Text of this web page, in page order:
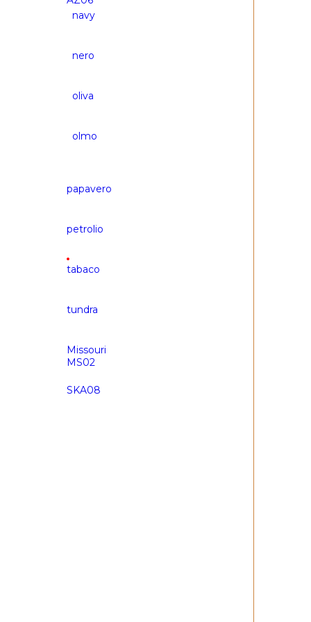
navy
nero
oliva
olmo
papavero
petrolio
tabaco
tundra
Missouri
MS02
SKA08